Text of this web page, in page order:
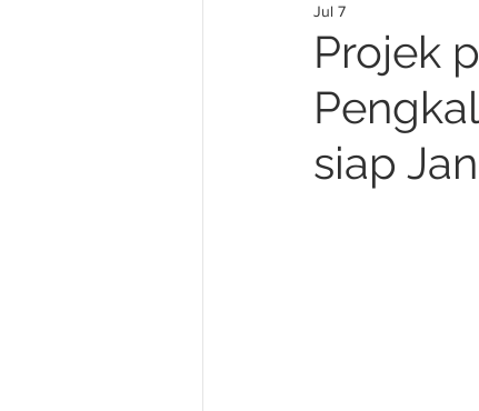
Teknologi
Projek
siap
Jul 7